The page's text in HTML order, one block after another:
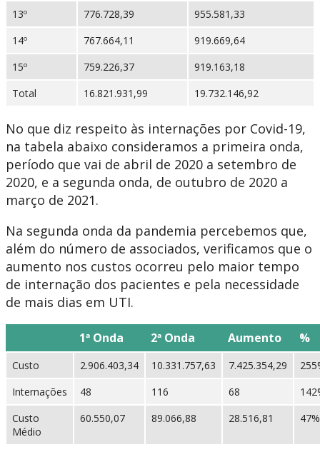
13º
776.728,39
955.581,33
14º
767.664,11
919.669,64
15º
759.226,37
919.163,18
Total
16.821.931,99 19.732.146,92
No que diz respeito às internações por Covid-19,
na tabela abaixo consideramos a primeira onda,
período que vai de abril de 2020 a setembro de
2020, e a segunda onda, de outubro de 2020 a
março de 2021.
Na segunda onda da pandemia percebemos que,
além do número de associados, verificamos que o
aumento nos custos ocorreu pelo maior tempo
de internação dos pacientes e pela necessidade
de mais dias em UTI.
1ª Onda 2ª Onda Aumento %
Custo 2.906.403,34 10.331.757,63 7.425.354,29
Internações
48 116 68
Custo
Médio
60.550,07 89.066,88 28.516,81 47%